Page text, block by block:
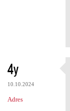
4y
10.10.2024
Adres